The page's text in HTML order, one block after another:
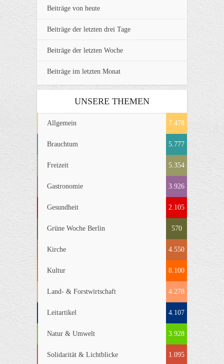
Beiträge von heute
Beiträge der letzten drei Tage
Beiträge der letzten Woche
Beiträge im letzten Monat
UNSERE THEMEN
Allgemein 7.478
Brauchtum 5.777
Freizeit 5.354
Gastronomie 3.926
Gesundheit 2.105
Grüne Woche Berlin 570
Kirche 4.550
Kultur 8.100
Land- & Forstwirtschaft 4.278
Leitartikel 4.107
Natur & Umwelt 3.928
Solidarität & Lichtblicke 1.095